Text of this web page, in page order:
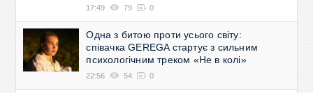
17:49 79 0
Одна з битою проти усього світу:
співачка GEREGA стартує з сильним
психологічним треком «Не в колі»
22:56 54 0